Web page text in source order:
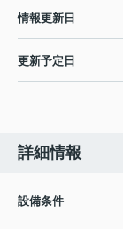
情報更新日
更新予定日
詳細情報
設備条件